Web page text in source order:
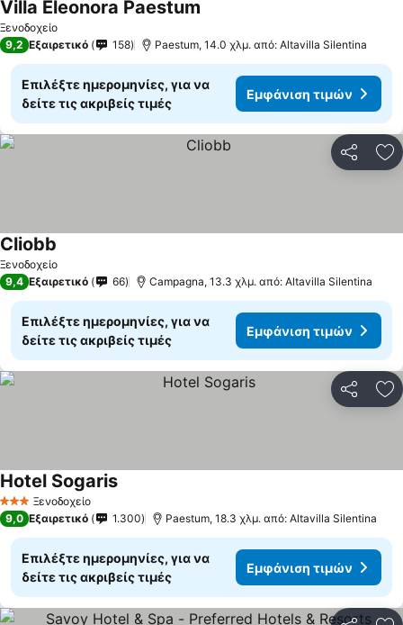
Ξενοδοχείο
Villa Eleonora Paestum
9,2 Εξαιρετικό 158 Paestum, 14.0 χλμ. από: Altavilla Silentina
Επιλέξτε ημερομηνίες, για να
δείτε τις ακριβείς τιμές
Εμφάνιση τιμών
Ξενοδοχείο
Cliobb
9,4 Εξαιρετικό 66 Campagna, 13.3 χλμ. από: Altavilla Silentina
Επιλέξτε ημερομηνίες, για να
δείτε τις ακριβείς τιμές
Εμφάνιση τιμών
3 ΑστέριαΞενοδοχείο
Hotel Sogaris
9,0 Εξαιρετικό 1.300 Paestum, 18.3 χλμ. από: Altavilla Silentina
Επιλέξτε ημερομηνίες, για να
δείτε τις ακριβείς τιμές
Εμφάνιση τιμών